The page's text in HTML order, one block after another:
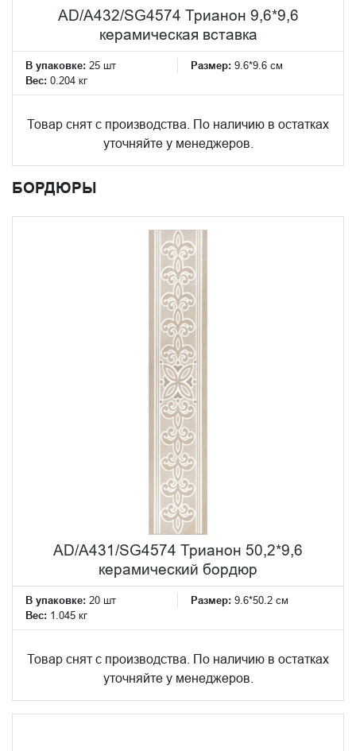
AD/A432/SG4574 Трианон 9,6*9,6
керамическая вставка
В упаковке: 25 шт Размер: 9.6*9.6 см
Вес: 0.204 кг
Товар снят с производства. По наличию в остатках
уточняйте у менеджеров.
БОРДЮРЫ
AD/A431/SG4574 Трианон 50,2*9,6
керамический бордюр
В упаковке: 20 шт Размер: 9.6*50.2 см
Вес: 1.045 кг
Товар снят с производства. По наличию в остатках
уточняйте у менеджеров.